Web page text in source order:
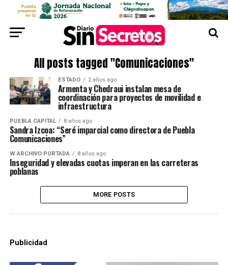
All posts tagged "Comunicaciones"
ESTADO 2 años ago
Armenta y Chedraui instalan mesa de
coordinación para proyectos de movilidad e
infraestructura
PUEBLA CAPITAL 8 años ago
Sandra Izcoa: “Seré imparcial como directora de Puebla
Comunicaciones”
W ARCHIVO PORTADA 8 años ago
Inseguridad y elevadas cuotas imperan en las carreteras
poblanas
MORE POSTS
Publicidad